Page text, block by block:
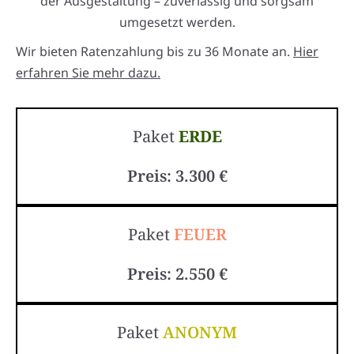
umgesetzt werden.
Wir bieten Ratenzahlung bis zu 36 Monate an. Hier
erfahren Sie mehr dazu.
PaketERDE
Preis: 3.300 €
PaketFEUER
Preis: 2.550 €
PaketANONYM